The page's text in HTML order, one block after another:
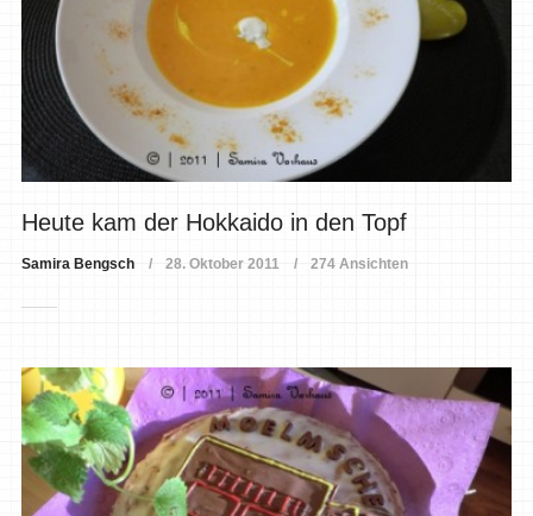
Heute kam der Hokkaido in den Topf
Samira Bengsch 28. Oktober 2011 274 Ansichten